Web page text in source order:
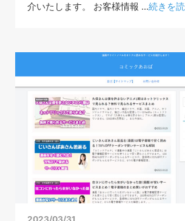
介いたします。 お客様情報 ...続きを
2023/03/31